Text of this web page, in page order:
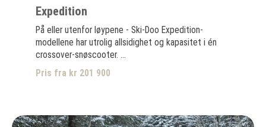
Expedition
På eller utenfor løypene - Ski-Doo Expedition-
modellene har utrolig allsidighet og kapasitet i én
crossover-snøscooter. ...
Pris fra kr 201 900